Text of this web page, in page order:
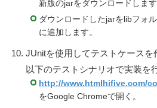
新版のjarをダウンロードします
ダウンロードしたjarをlibフォ
に追加します。
JUnitを使用してテストケースを
以下のテストシナリオで実装を
http://www.htmlhifive.com/
をGoogle Chromeで開く。